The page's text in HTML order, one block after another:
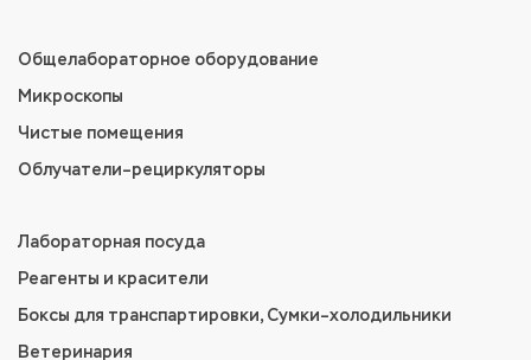
Общелабораторное оборудование
Микроскопы
Чистые помещения
Облучатели–рециркуляторы
Лабораторная посуда
Реагенты и красители
Боксы для транспартировки, Сумки–холодильники
Ветеринария